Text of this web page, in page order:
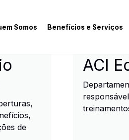
Somos Benefícios e Serviços
de
ACI